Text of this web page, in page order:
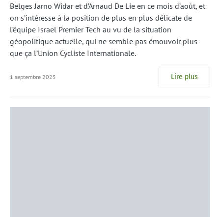
Belges Jarno Widar et d’Arnaud De Lie en ce mois d’août, et
on s’intéresse à la position de plus en plus délicate de
l’équipe Israel Premier Tech au vu de la situation
géopolitique actuelle, qui ne semble pas émouvoir plus
que ça l’Union Cycliste Internationale.
1 septembre 2025 Lire plus